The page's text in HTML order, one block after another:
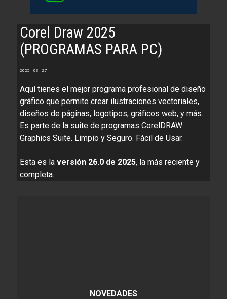
Corel Draw 2025
(PROGRAMAS PARA PC)
2025 - 03 - 27
Aquí tienes el mejor programa profesional de diseño
gráfico que permite crear ilustraciones vectoriales,
diseños de páginas, logotipos, gráficos web, y más.
Es parte de la suite de programas CorelDRAW
Graphics Suite. Limpio y Seguro. Fácil de Usar.
Esta es laversión 26.0 de 2025, la más reciente y
completa.
NOVEDADES